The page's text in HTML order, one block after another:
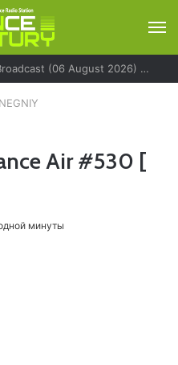
Markus Schulz – Global DJ Broadcast (06 August 2026) – World Tour Los Angeles
Air #530 [
минуты